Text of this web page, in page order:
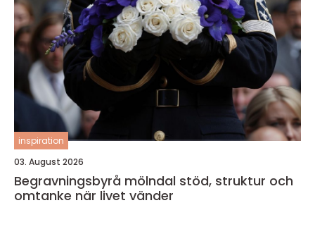
inspiration
03. August 2026
Begravningsbyrå mölndal stöd, struktur och
omtanke när livet vänder